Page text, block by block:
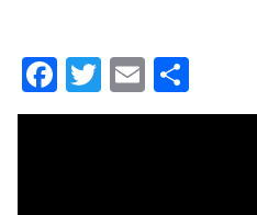
Facebook
Twitter
Email